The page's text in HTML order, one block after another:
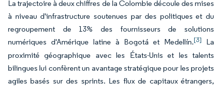
La trajectoire à deux chiffres de la Colombie découle des mises
à niveau d'infrastructure soutenues par des politiques et du
regroupement de 13% des fournisseurs de solutions
numériques d'Amérique latine à Bogotá et Medellín.[3]
La
proximité géographique avec les États-Unis et les talents
bilingues lui confèrent un avantage stratégique pour les projets
agiles basés sur des sprints. Les flux de capitaux étrangers,